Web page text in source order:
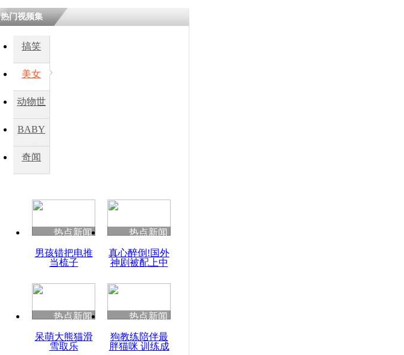
热门视频集
搞笑
美女
动物世
BABY
秀
奇闻
热点新闻
男孩错把电推
当梳子
热点新闻
真心醉倒!国外
神剧被配上中
热点新闻
呆萌大熊猫滑
雪取乐
热点新闻
狗教练陪伴最
胖猫咪 训练成